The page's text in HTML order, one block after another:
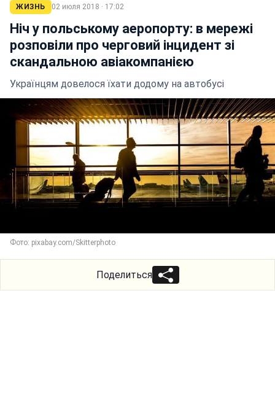
ЖИЗНЬ 02 июля 2018 · 17:02
Ніч у польському аеропорту: в мережі
розповіли про черговий інцидент зі
скандальною авіакомпанією
Українцям довелося їхати додому на автобусі
Фото: pixabay.com/Skitterphoto
Поделиться